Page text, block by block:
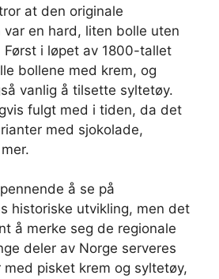
at den originale
en hard, liten bolle uten
i løpet av 1800-tallet
bollene med krem, og
vanlig å tilsette syltetøy.
fulgt med i tiden, da det
med sjokolade,
å se på
historiske utvikling, men det
å merke seg de regionale
deler av Norge serveres
med pisket krem og syltetøy,